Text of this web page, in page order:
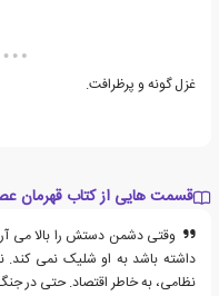
غزل گونه و پرظرافت.
قسمت هایی از کتاب قهرمان
وقتی دشمن دستش را بالا می
داشته باشد به او شلیک نمی کند.
نظامی، به خاطر اقتصاد. حتی در